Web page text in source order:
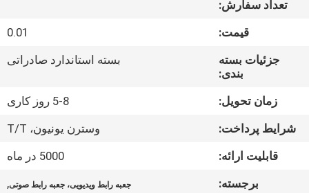
تور
کارخانه
کیفیت
تعداد سفارش:
قیمت:
0.01
جزئیات بسته
بندی:
بسته استاندارد صادراتی
زمان تحویل:
5-8 روز کاری
شرایط پرداخت:
وسترن یونیون، T/T
قابلیت ارائه:
5000 در ماه
برجسته:
جعبه رابط ویدیویی، جعبه رابط صوتی,